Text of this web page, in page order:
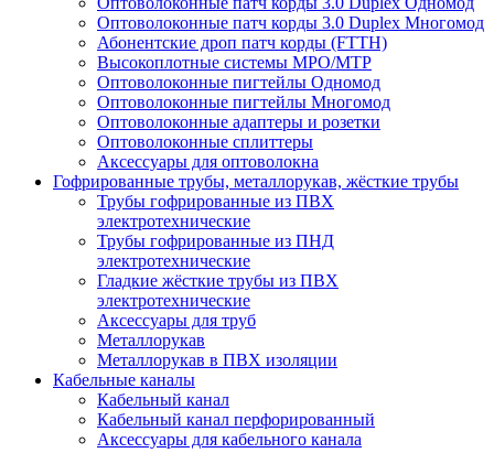
Оптоволоконные патч корды 3.0 Duplex Многомод
Абонентские дроп патч корды (FTTH)
Высокоплотные системы MPO/MTP
Оптоволоконные пигтейлы Одномод
Оптоволоконные пигтейлы Многомод
Оптоволоконные адаптеры и розетки
Оптоволоконные сплиттеры
Аксессуары для оптоволокна
Гофрированные трубы, металлорукав, жёсткие трубы
Трубы гофрированные из ПВХ
электротехнические
Трубы гофрированные из ПНД
электротехнические
Гладкие жёсткие трубы из ПВХ
электротехнические
Аксессуары для труб
Металлорукав
Металлорукав в ПВХ изоляции
Кабельные каналы
Кабельный канал
Кабельный канал перфорированный
Аксессуары для кабельного канала